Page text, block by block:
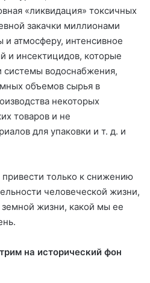
«ликвидация» токсичных
закачки миллионами
атмосферу, интенсивное
и инсектицидов, которые
системы водоснабжения,
объемов сырья в
некоторых
товаров и не
для упаковки и т. д. и
только к снижению
человеческой жизни,
жизни, какой мы ее
на исторический фон